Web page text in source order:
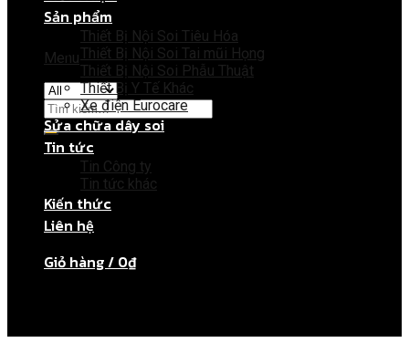
Menu
Giỏ hàng
Chưa có sản phẩm trong giỏ hàng.
Sản phẩm
Thiết Bị Nội Soi Tiêu Hóa
Thiết Bị Nội Soi Tai mũi Họng
Thiết Bị Nội Soi Phẫu Thuật
Thiết Bị Y Tế Khác
Xe điện Eurocare
Sửa chữa dây soi
Tin tức
Tin Công ty
Tin tức khác
Kiến thức
Liên hệ
Giỏ hàng / 0₫